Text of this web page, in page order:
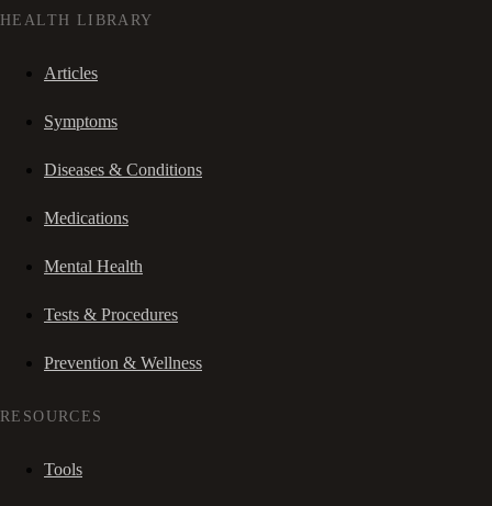
HEALTH LIBRARY
Articles
Symptoms
Diseases & Conditions
Medications
Mental Health
Tests & Procedures
Prevention & Wellness
RESOURCES
Tools